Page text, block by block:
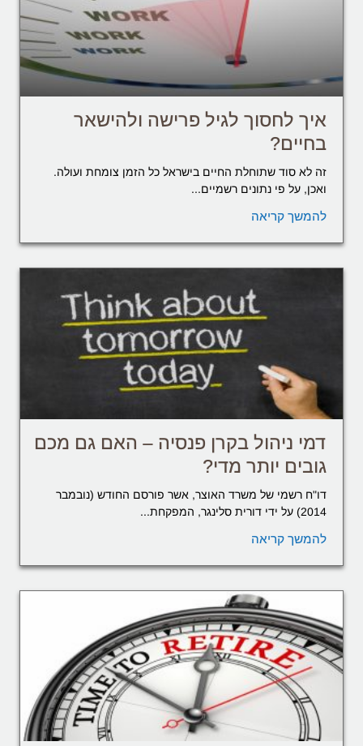
איך לחסוך לגיל פרישה ולהישאר
בחיים?
זה לא סוד שתוחלת החיים בישראל כל הזמן צומחת ועולה.
ואכן, על פי נתונים רשמיים...
להמשך קריאה
דמי ניהול בקרן פנסיה – האם גם מכם
גובים יותר מדי?
דו"ח רשמי של משרד האוצר, אשר פורסם החודש (נובמבר
2014) על ידי דורית סלינגר, המפקחת...
להמשך קריאה